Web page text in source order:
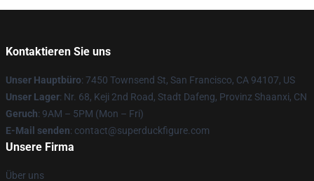
Kontaktieren Sie uns
Unser Hauptbüro: 7450 Townsend St, San Francisco, CA 94107, US
Unser Lager: Nr. 68, Keji 2nd Road, Stadt Dafeng, Provinz Shaanxi, CN
Geruch: 9AM – 5PM (Mon – Fri)
E-Mail senden: contact@superduckfigure.com
Unsere Firma
Über uns